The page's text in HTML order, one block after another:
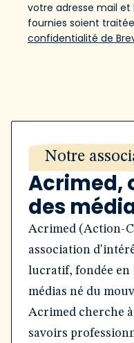
votre adresse mail et
fournies soient
confidentialité de
Notre
Acrimed,
des
Acrimed (Action-
association
lucratif, fondée en
médias né du
Acrimed cherche
savoirs